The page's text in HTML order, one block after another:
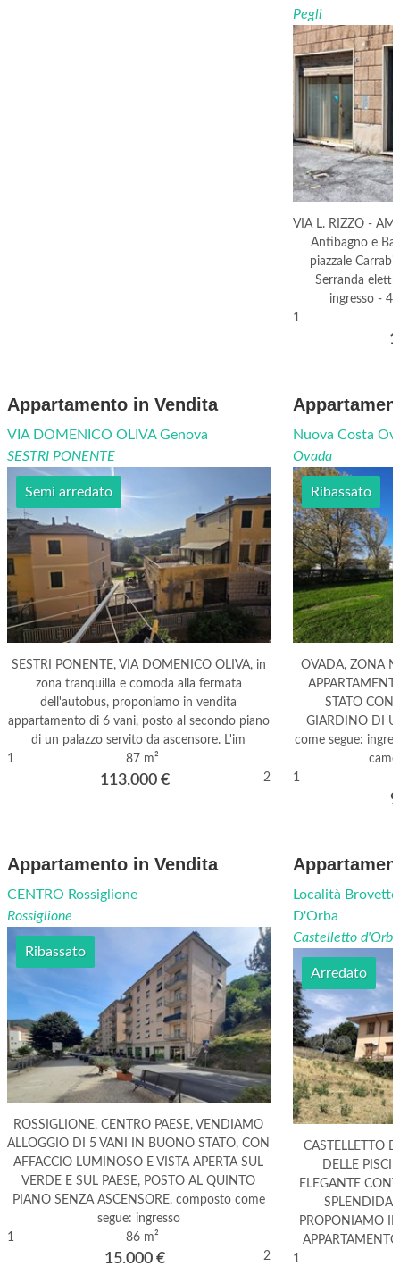
Pegli
VIA L. RIZZO -
Antibagno e
piazzale
Serranda
ingresso - 4
1
Appartamento in Vendita
VIA DOMENICO OLIVA Genova
SESTRI PONENTE
Semi arredato
SESTRI PONENTE, VIA DOMENICO OLIVA, in
zona tranquilla e comoda alla fermata
dell'autobus, proponiamo in vendita
appartamento di 6 vani, posto al secondo piano
di un palazzo servito da ascensore. L'im
1
87 m²
2
113.000 €
Nuova Costa
Ovada
Ribassato
OVADA, ZONA
STATO CON
GIARDINO DI
come segue:
1
Appartamento in Vendita
CENTRO Rossiglione
Rossiglione
Ribassato
ROSSIGLIONE, CENTRO PAESE, VENDIAMO
ALLOGGIO DI 5 VANI IN BUONO STATO, CON
AFFACCIO LUMINOSO E VISTA APERTA SUL
VERDE E SUL PAESE, POSTO AL QUINTO
PIANO SENZA ASCENSORE, composto come
segue: ingresso
1
86 m²
2
15.000 €
Località
D'Orba
Castelletto d'Orba
Arredato
CASTELLETTO
DELLE
ELEGANTE
SPLENDIDA
PROPONIAMO
1